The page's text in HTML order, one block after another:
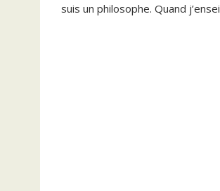
suis un philosophe. Quand